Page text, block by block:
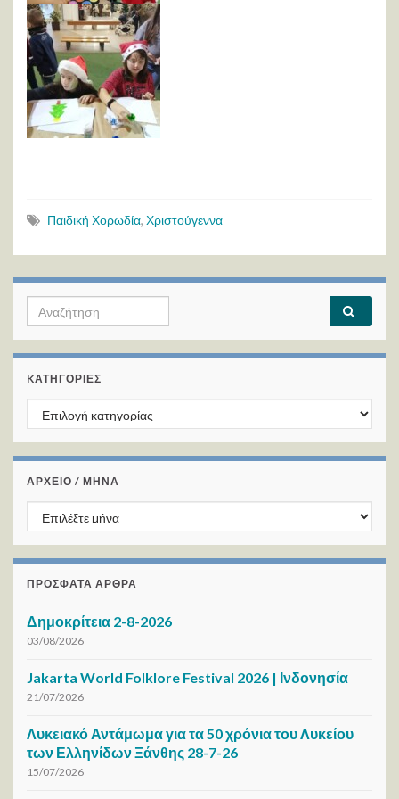
Παιδική Χορωδία, Χριστούγεννα
Search for:
KΑΤΗΓΟΡΊΕΣ
Kατηγορίες
ΑΡΧΕΙΟ / ΜΗΝΑ
ΑΡΧΕΙΟ / ΜΗΝΑ
ΠΡΌΣΦΑΤΑ ΆΡΘΡΑ
Δημοκρίτεια 2-8-2026
03/08/2026
Jakarta World Folklore Festival 2026 | Ινδονησία
21/07/2026
Λυκειακό Αντάμωμα για τα 50 χρόνια του Λυκείου
των Ελληνίδων Ξάνθης 28-7-26
15/07/2026